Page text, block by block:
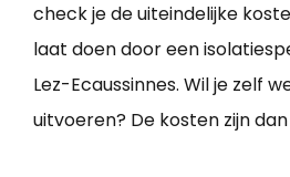
check je de uiteindelijke
laat doen door een
Lez-Ecaussinnes. Wil je zelf
uitvoeren? De kosten zijn